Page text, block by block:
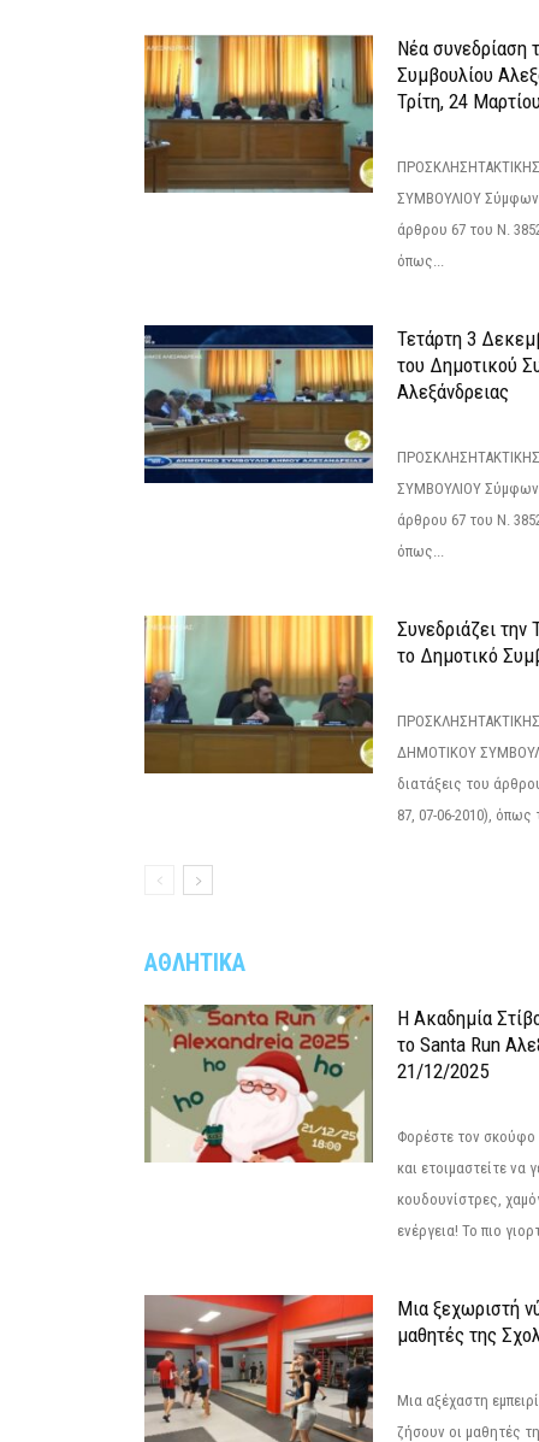
Νέα συνεδρίαση
Συμβουλίου
Τρίτη, 24
ΣΥΜΒΟΥΛΙΟΥ
άρθρου 67 του Ν.
όπως...
Τετάρτη 3
του Δημοτικού
Αλεξάνδρειας
ΣΥΜΒΟΥΛΙΟΥ
άρθρου 67 του Ν.
όπως...
Συνεδριάζει
το Δημοτικό
ΔΗΜΟΤΙΚΟΥ
διατάξεις του
87, 07-06-2010), όπως
ΑΘΛΗΤΙΚΑ
Η Ακαδημία
το Santa Run
21/12/2025
Φορέστε τον σκούφο
και ετοιμαστείτε να
κουδουνίστρες,
ενέργεια! Το πιο
Μια ξεχωριστή
μαθητές της
Μια αξέχαστη
ζήσουν οι μαθητές